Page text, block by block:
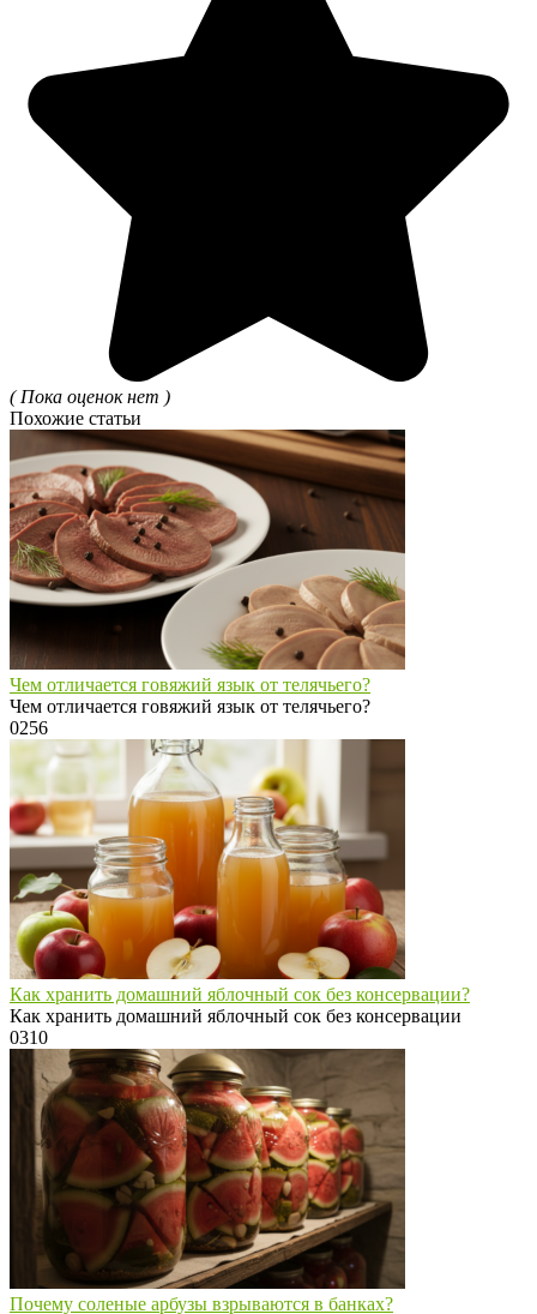
( Пока оценок нет )
Похожие статьи
Чем отличается говяжий язык от телячьего?
Чем отличается говяжий язык от телячьего?
0256
Как хранить домашний яблочный сок без консервации?
Как хранить домашний яблочный сок без консервации
0310
Почему соленые арбузы взрываются в банках?